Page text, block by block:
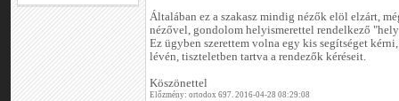
Általában ez a szakasz mindig nézők elöl elzárt,
nézővel, gondolom helyismerettel rendelkező
Ez ügyben szerettem volna egy kis segítséget
lévén, tiszteletben tartva a rendezők kéréseit.
Köszönettel
Előzmény: ortodox 697. 2016-04-28 08:29:08